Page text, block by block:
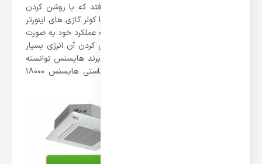
شوند موتور آن ها کاملاً از حرکت می افتد که با روشن کردن
دوباره آن انرژی زیادی باید صرف شود. اما کولر گازی های اینورتر
دار بعد از خاموش کردن آن ها کمپرسور به عملکرد خود به صورت
آهسته ادامه می دهد که با دوباره روشن کردن آن انرژی بسیار
کمی صرف آن می شود. ناگفته نماند که برند هایسنس توانسته
گرید انرژی ++A را برای داکت اسپلیت کاستی هایسنس 18000